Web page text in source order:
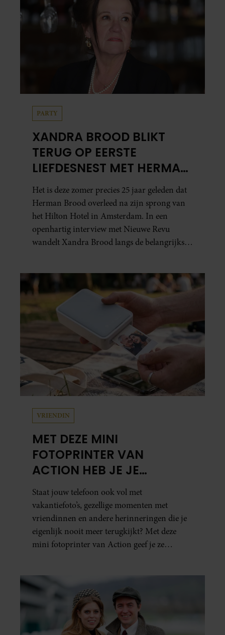
PARTY
XANDRA BROOD BLIKT
TERUG OP EERSTE
LIEFDESNEST MET HERMAN
BROOD: “HIER IS LOLA
GEBOREN”
Het is deze zomer precies 25 jaar geleden dat
Herman Brood overleed na zijn sprong van
het Hilton Hotel in Amsterdam. In een
openhartig interview met Nieuwe Revu
wandelt Xandra Brood langs de belangrijkste
Leidsedwarsstraat roept een stortvloed aan
herinneringen op. Daar begon hun leven
samen en werd dochter Lola geboren.
VRIENDIN
MET DEZE MINI
FOTOPRINTER VAN
ACTION HEB JE JE
FAVORIETE FOTO’S BINNEN
ÉÉN MINUUT IN HANDEN
Staat jouw telefoon ook vol met
vakantiefoto’s, gezellige momenten met
vriendinnen en andere herinneringen die je
eigenlijk nooit meer terugkijkt? Met deze
mini fotoprinter van Action geef je ze
al in handen.